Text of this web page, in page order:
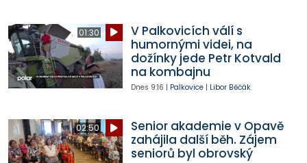
01:30
V Palkovicích válí s
humornými videi, na
dožínky jede Petr Kotvald
na kombajnu
Dnes 9:16 | Palkovice| Libor Běčák
02:50
Senior akademie v Opavě
zahájila další běh. Zájem
seniorů byl obrovský